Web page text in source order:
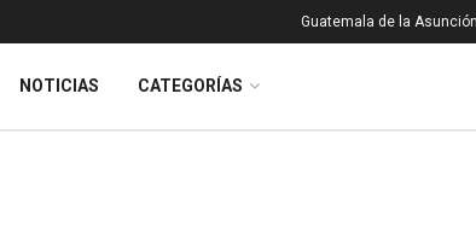
Guatemala de la Asunción
NOTICIAS CATEGORÍAS